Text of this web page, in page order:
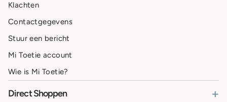
Klachten
Contactgegevens
Stuur een bericht
Mi Toetie account
Wie is Mi Toetie?
Direct Shoppen +